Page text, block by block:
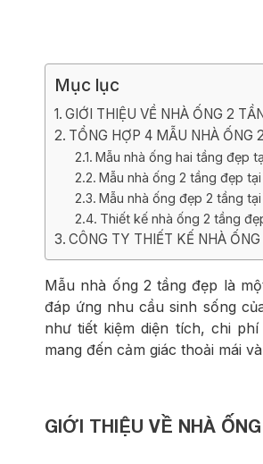
Mục lục
GIỚI THIỆU VỀ NHÀ ỐNG 2
TỔNG HỢP 4 MẪU NHÀ ỐNG
Mẫu nhà ống hai tầng đẹp
Mẫu nhà ống 2 tầng đẹp
Mẫu nhà ống đẹp 2 tầng tại
Thiết kế nhà ống 2 tầng
CÔNG TY THIẾT KẾ NHÀ
Mẫu nhà ống 2 tầng đẹp là
đáp ứng nhu cầu sinh sống
như tiết kiệm diện tích, chi
mang đến cảm giác thoải mái
GIỚI THIỆU VỀ NHÀ